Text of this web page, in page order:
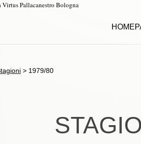
Pallacanestro Bologna
> 1979/80